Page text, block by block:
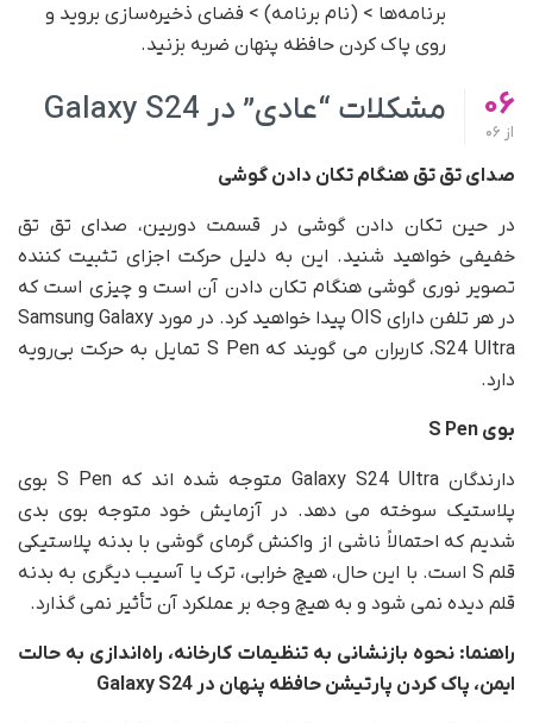
برنامه‌ها > (نام برنامه) > فضای ذخیره‌سازی بروید و
روی پاک کردن حافظه پنهان ضربه بزنید.
06
از
مشکلات “عادی” در Galaxy S24
صدای تق تق هنگام تکان دادن گوشی
در حین تکان دادن گوشی در قسمت دوربین، صدای تق تق
خفیفی خواهید شنید. این به دلیل حرکت اجزای تثبیت کننده
تصویر نوری گوشی هنگام تکان دادن آن است و چیزی است که
در هر تلفن دارای OIS پیدا خواهید کرد. در مورد Samsung Galaxy
S24 Ultra، کاربران می گویند که S Pen تمایل به حرکت بی‌رویه
دارد.
بوی S Pen
دارندگان Galaxy S24 Ultra متوجه شده اند که S Pen بوی
پلاستیک سوخته می دهد. در آزمایش خود متوجه بوی بدی
شدیم که احتمالاً ناشی از واکنش گرمای گوشی با بدنه پلاستیکی
قلم S است. با این حال، هیچ خرابی، ترک یا آسیب دیگری به بدنه
قلم دیده نمی شود و به هیچ وجه بر عملکرد آن تأثیر نمی گذارد.
راهنما: نحوه بازنشانی به تنظیمات کارخانه، راه‌اندازی به حالت
ایمن، پاک کردن پارتیشن حافظه پنهان در Galaxy S24